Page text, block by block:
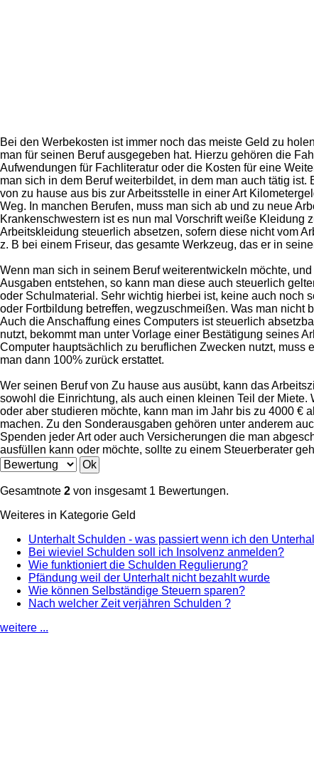
Bei den Werbekosten ist immer noch das meiste Geld zu
man für seinen Beruf ausgegeben hat. Hierzu gehören die
Aufwendungen für Fachliteratur oder die Kosten für eine
man sich in dem Beruf weiterbildet, in dem man auch tätig
von zu hause aus bis zur Arbeitsstelle in einer Art
Weg. In manchen Berufen, muss man sich ab und zu neue
Krankenschwestern ist es nun mal Vorschrift weiße Kleidung
Arbeitskleidung steuerlich absetzen, sofern diese nicht vom
z. B bei einem Friseur, das gesamte Werkzeug, das er in
Wenn man sich in seinem Beruf weiterentwickeln möchte,
Ausgaben entstehen, so kann man diese auch steuerlich
oder Schulmaterial. Sehr wichtig hierbei ist, keine auch noch
oder Fortbildung betreffen, wegzuschmeißen. Was man nicht
Auch die Anschaffung eines Computers ist steuerlich
nutzt, bekommt man unter Vorlage einer Bestätigung seines
Computer hauptsächlich zu beruflichen Zwecken nutzt, muss
man dann 100% zurück erstattet.
Wer seinen Beruf von Zu hause aus ausübt, kann das
sowohl die Einrichtung, als auch einen kleinen Teil der
oder aber studieren möchte, kann man im Jahr bis zu 4000 €
machen. Zu den Sonderausgaben gehören unter anderem
Spenden jeder Art oder auch Versicherungen die man
ausfüllen kann oder möchte, sollte zu einem Steuerberater
Gesamtnote 2 von insgesamt 1 Bewertungen.
Weiteres in Kategorie Geld
Unterhalt Schulden - was passiert wenn ich den
Bei wieviel Schulden soll ich Insolvenz anmelden?
Wie funktioniert die Schulden Regulierung?
Pfändung weil der Unterhalt nicht bezahlt wurde
Wie können Selbständige Steuern sparen?
Nach welcher Zeit verjähren Schulden ?
weitere ...